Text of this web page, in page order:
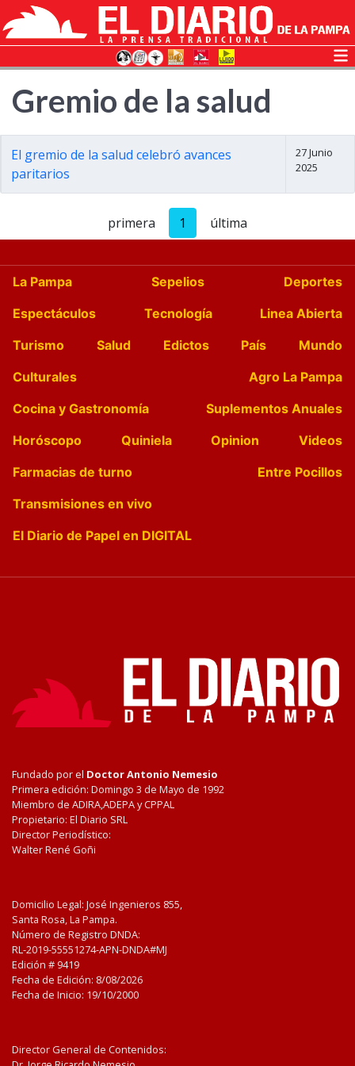
Gremio de la salud
El gremio de la salud celebró avances
paritarios
27 Junio
2025
primera 1 última
La Pampa Sepelios
Deportes
Espectáculos
Tecnología
Linea Abierta
Turismo
Salud Edictos País
Mundo
Culturales
Agro La Pampa
Cocina y Gastronomía
Suplementos Anuales
Horóscopo
Quiniela Opinion
Videos
Farmacias de turno
Entre Pocillos
Transmisiones en vivo
El Diario de Papel en DIGITAL
Fundado por el Doctor Antonio Nemesio
Primera edición: Domingo 3 de Mayo de 1992
Miembro de ADIRA,ADEPA y CPPAL
Propietario: El Diario SRL
Director Periodístico:
Walter René Goñi
Domicilio Legal: José Ingenieros 855,
Santa Rosa, La Pampa.
Número de Registro DNDA:
RL-2019-55551274-APN-DNDA#MJ
Edición # 9419
Fecha de Edición: 8/08/2026
Fecha de Inicio: 19/10/2000
Director General de Contenidos: